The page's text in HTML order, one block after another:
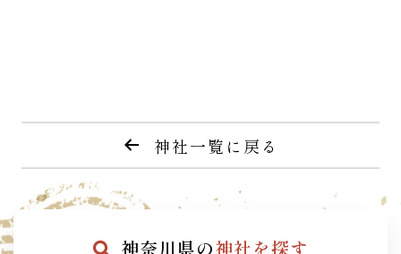
神社一覧に戻る
神奈川県の神社を探す